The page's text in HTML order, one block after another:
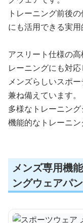
トレーニング前後
にも活用できる実用
アスリート仕様の
レーニングにも対応
メンズらしいスポ
兼ね備えています。
多様なトレーニング
機能的なトレーニン
メンズ専用機
ングウェアパ